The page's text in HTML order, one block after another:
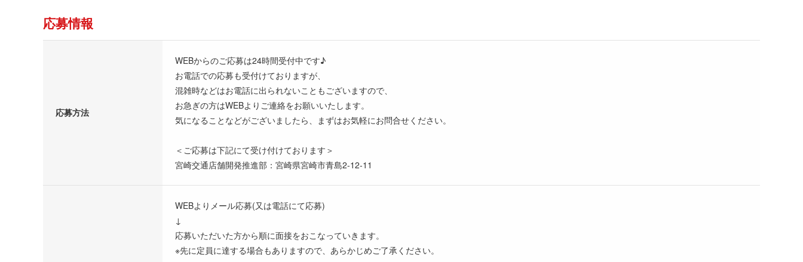
応募情報
応募方法
WEBからのご応募は24時間受付中です♪
お電話での応募も受付けておりますが、
混雑時などはお電話に出られないこともございますので、
お急ぎの方はWEBよりご連絡をお願いいたします。
気になることなどがございましたら、まずはお気軽にお問合せください。
＜ご応募は下記にて受け付けております＞
宮崎交通店舗開発推進部：宮崎県宮崎市青島2-12-11
WEBよりメール応募(又は電話にて応募)
↓
応募いただいた方から順に面接をおこなっていきます。
※先に定員に達する場合もありますので、あらかじめご了承ください。